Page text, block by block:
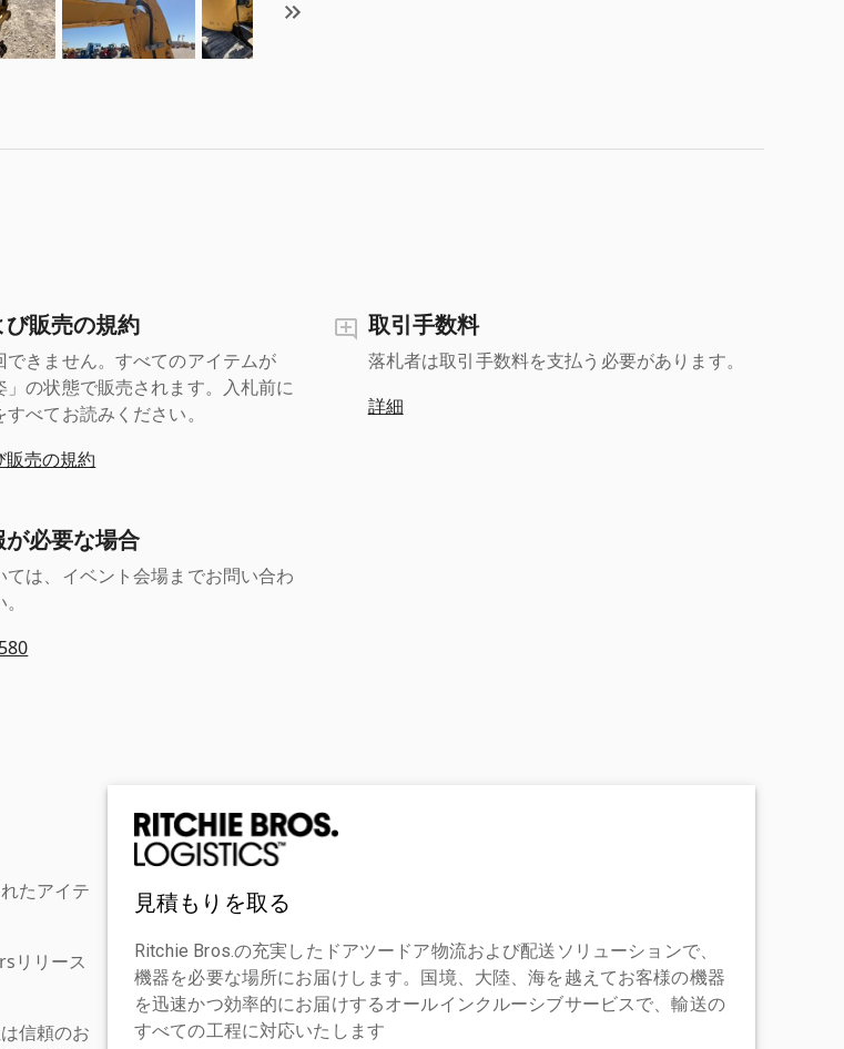
び販売の規約
できません。すべてのアイテムが
」の状態で販売されます。入札前に
べてお読みください。
販売の規約
取引手数料
落札者は取引手数料を支払う必要があります。
詳細
が必要な場合
ては、イベント会場までお問い合わ
たアイテ
リリース
信頼のお
見積もりを取る
Ritchie Bros.の充実したドアツードア物流および配送ソリューションで、
機器を必要な場所にお届けします。国境、大陸、海を越えてお客様の機器
を迅速かつ効率的にお届けするオールインクルーシブサービスで、輸送の
すべての工程に対応いたします